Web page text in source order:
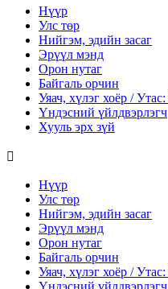
Нүүр
Улс төр
Нийгэм, эдийн засаг
Эрүүл мэнд
Орон нутаг
Байгаль орчин
Уяач, хүлэг хоёр /
Үндэсний үйлдвэрлэгч
Хууль эрх зүй
Нүүр
Улс төр
Нийгэм, эдийн засаг
Эрүүл мэнд
Орон нутаг
Байгаль орчин
Уяач, хүлэг хоёр /
Үндэсний үйлдвэрлэгч